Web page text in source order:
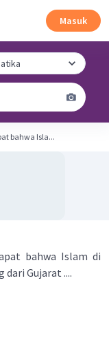
Masuk
bahwa Isla...
bahwa Islam di
dari Gujarat ....